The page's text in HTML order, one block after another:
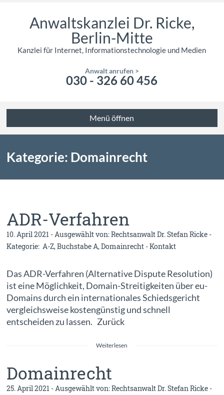
Anwaltskanzlei Dr. Ricke,
Berlin-Mitte
Kanzlei für Internet, Informationstechnologie und Medien
Anwalt anrufen >
030 - 326 60 456
Menü öffnen
Kategorie: Domainrecht
ADR-Verfahren
10. April 2021 - Ausgewählt von:Rechtsanwalt Dr. Stefan Ricke -
Kategorie:A-Z,Buchstabe A,Domainrecht -Kontakt
Das ADR-Verfahren (Alternative Dispute Resolution)
ist eine Möglichkeit, Domain-Streitigkeiten über eu-
Domains durch ein internationales Schiedsgericht
vergleichsweise kostengünstig und schnell
entscheiden zu lassen. Zurück
Weiterlesen
Domainrecht
25. April 2021 - Ausgewählt von:Rechtsanwalt Dr. Stefan Ricke -